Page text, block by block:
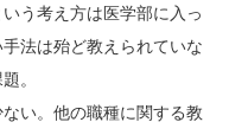
う考え方は医学部に入っ
法は殆ど教えられていな
。
い。他の職種に関する教